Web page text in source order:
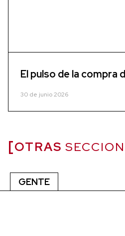
El pulso de la compra
30 de junio 2026
OTRAS
GENTE